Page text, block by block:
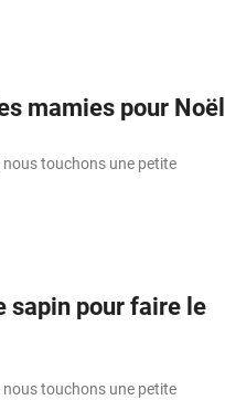
mamies pour Noël
touchons une petite
sapin pour faire le
touchons une petite